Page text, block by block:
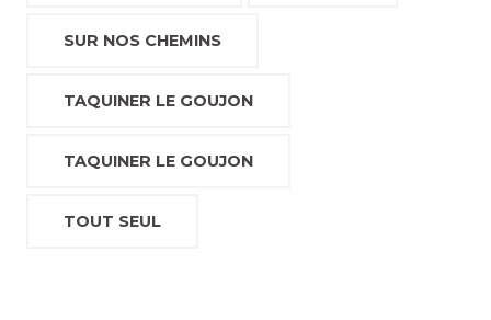
SUR NOS CHEMINS
TAQUINER LE GOUJON
TAQUINER LE GOUJON
TOUT SEUL